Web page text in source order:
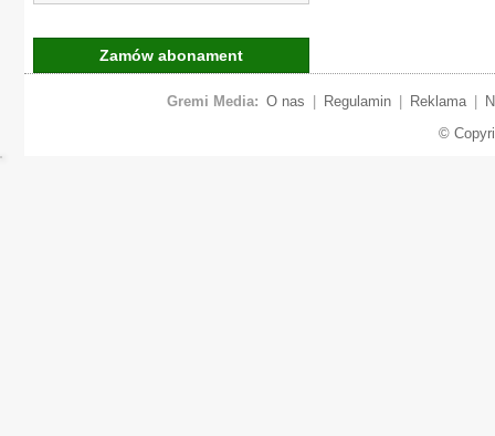
Zamów abonament
Gremi Media: O nas Regulamin Reklama
©